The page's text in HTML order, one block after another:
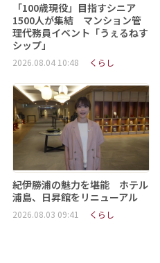
「100歳現役」目指すシニア
1500人が集結 マンション管
理代務員イベント「うぇるねす
シップ」
2026.08.04 10:48 くらし
紀伊勝浦の魅力を堪能 ホテル
浦島、日昇館をリニューアル
2026.08.03 09:41 くらし